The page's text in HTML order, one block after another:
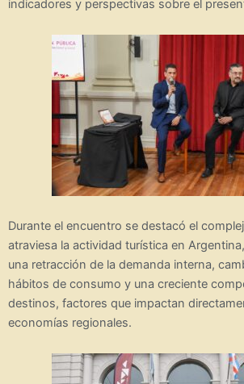
indicadores y perspectivas sobre el
Durante el encuentro se destacó el
atraviesa la actividad turística en
una retracción de la demanda interna,
hábitos de consumo y una creciente
destinos, factores que impactan
economías regionales.